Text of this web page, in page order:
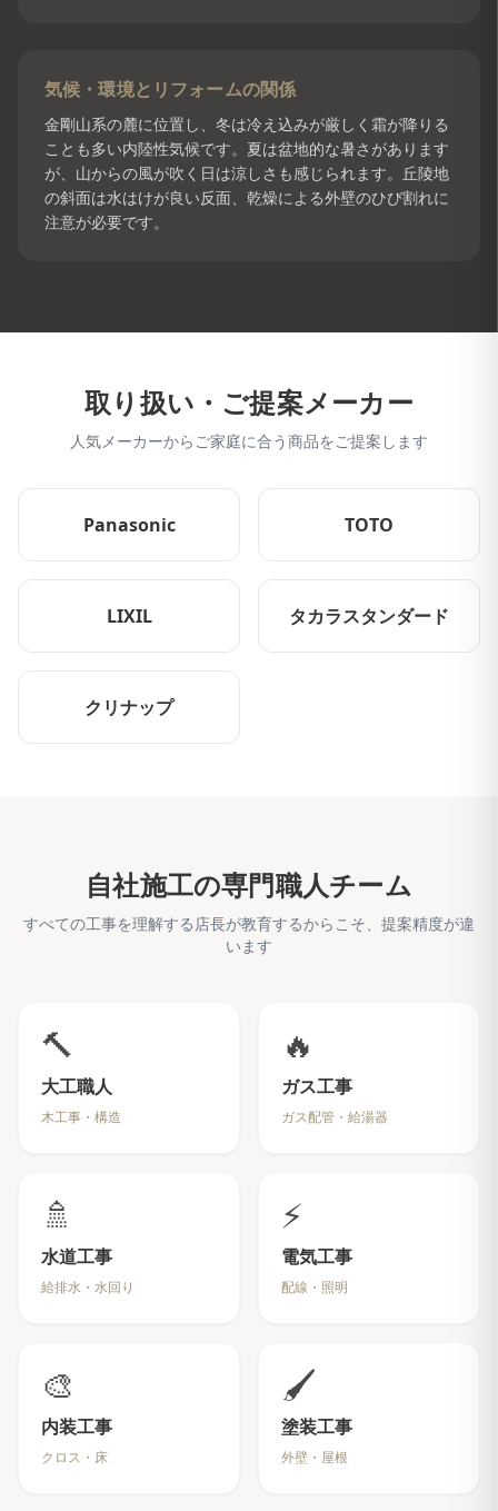
気候・環境とリフォームの関係
金剛山系の麓に位置し、冬は冷え込みが厳しく霜が降りる
ことも多い内陸性気候です。夏は盆地的な暑さがあります
が、山からの風が吹く日は涼しさも感じられます。丘陵地
の斜面は水はけが良い反面、乾燥による外壁のひび割れに
注意が必要です。
取り扱い・ご提案メーカー
人気メーカーからご家庭に合う商品をご提案します
Panasonic TOTO
LIXIL タカラスタンダード
クリナップ
自社施工の専門職人チーム
すべての工事を理解する店長が教育するからこそ、提案精度が違
います
🔨
大工職人
木工事・構造
🔥
ガス工事
ガス配管・給湯器
🚿
水道工事
給排水・水回り
⚡
電気工事
配線・照明
🎨
内装工事
クロス・床
🖌️
塗装工事
外壁・屋根